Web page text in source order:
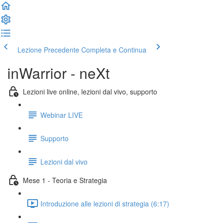
Lezione Precedente Completa e Continua
inWarrior - neXt
Lezioni live online, lezioni dal vivo, supporto
Webinar LIVE
Supporto
Lezioni dal vivo
Mese 1 - Teoria e Strategia
Introduzione alle lezioni di strategia (6:17)